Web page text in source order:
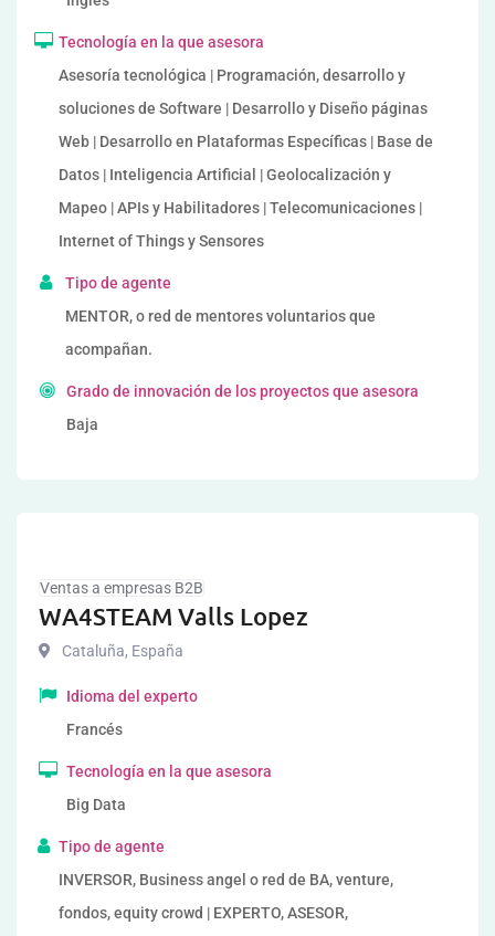
Tecnología en la que asesora
Asesoría tecnológica | Programación, desarrollo y
soluciones de Software | Desarrollo y Diseño páginas
Web | Desarrollo en Plataformas Específicas | Base de
Datos | Inteligencia Artificial | Geolocalización y
Mapeo | APIs y Habilitadores | Telecomunicaciones |
Internet of Things y Sensores
Tipo de agente
MENTOR, o red de mentores voluntarios que
acompañan.
Grado de innovación de los proyectos que asesora
Baja
Ventas a empresas B2B
WA4STEAM Valls Lopez
Cataluña, España
Idioma del experto
Francés
Tecnología en la que asesora
Big Data
Tipo de agente
INVERSOR, Business angel o red de BA, venture,
fondos, equity crowd | EXPERTO, ASESOR,